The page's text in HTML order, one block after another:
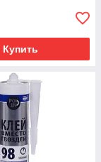
Купить